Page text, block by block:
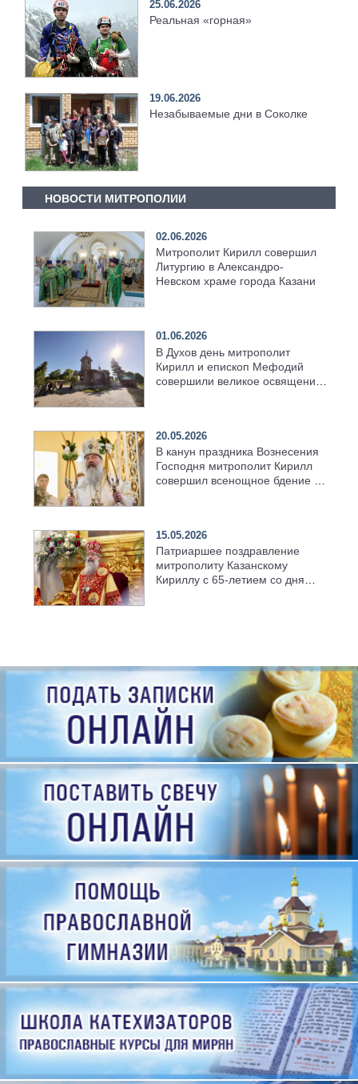
25.06.2026
Реальная «горная»
19.06.2026
Незабываемые дни в Соколке
НОВОСТИ МИТРОПОЛИИ
02.06.2026
Митрополит Кирилл совершил
Литургию в Александро-
Невском храме города Казани
01.06.2026
В Духов день митрополит
Кирилл и епископ Мефодий
совершили великое освящение
20.05.2026
В канун праздника Вознесения
Господня митрополит Кирилл
совершил всенощное бдение в
15.05.2026
Патриаршее поздравление
митрополиту Казанскому
Кириллу с 65-летием со дня